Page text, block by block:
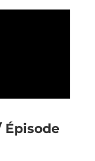
Épisode